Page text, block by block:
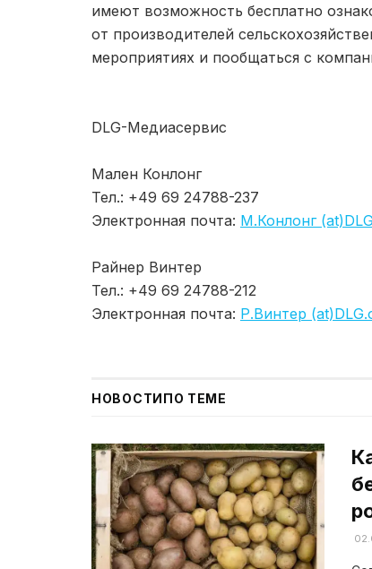
имеют возможность бесплатно
от производителей
мероприятиях и пообщаться с
DLG-Медиасервис
Мален Конлонг
Тел.: +49 69 24788-237
Электронная почта: М.Конлонг
Райнер Винтер
Тел.: +49 69 24788-212
Электронная почта: Р.Винтер
НОВОСТИПО ТЕМЕ